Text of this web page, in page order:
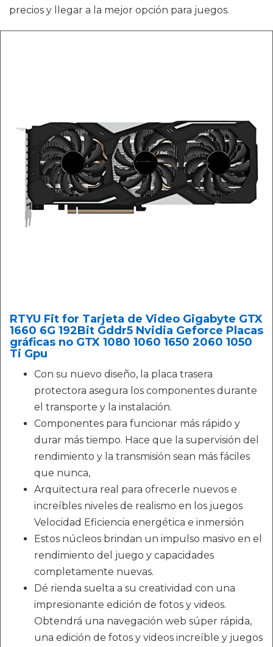
precios y llegar a la mejor opción para juegos.
RTYU Fit for Tarjeta de Video Gigabyte GTX
1660 6G 192Bit Gddr5 Nvidia Geforce Placas
gráficas no GTX 1080 1060 1650 2060 1050
Ti Gpu
Con su nuevo diseño, la placa trasera
protectora asegura los componentes durante
el transporte y la instalación.
Componentes para funcionar más rápido y
durar más tiempo. Hace que la supervisión del
rendimiento y la transmisión sean más fáciles
que nunca,
Arquitectura real para ofrecerle nuevos e
increíbles niveles de realismo en los juegos
Velocidad Eficiencia energética e inmersión
Estos núcleos brindan un impulso masivo en el
rendimiento del juego y capacidades
completamente nuevas.
Dé rienda suelta a su creatividad con una
impresionante edición de fotos y videos.
Obtendrá una navegación web súper rápida,
una edición de fotos y videos increíble y juegos